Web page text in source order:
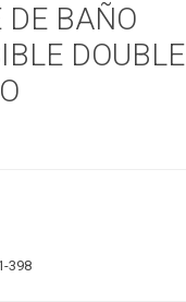
BAÑO
DOUBLE
398